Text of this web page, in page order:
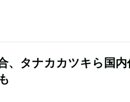
、タナカカツキら国内